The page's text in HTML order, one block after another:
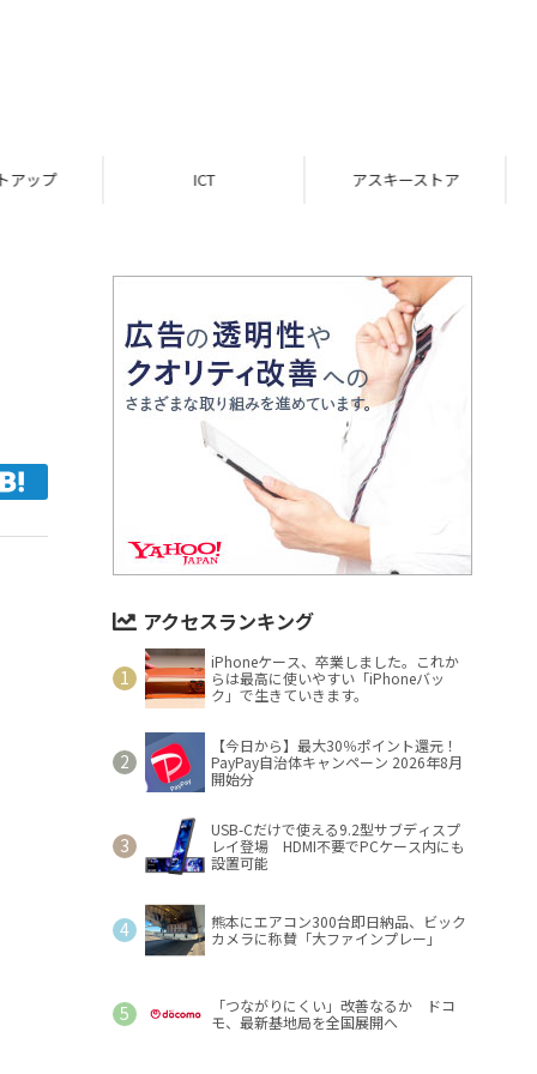
ICT アスキーストア インフォメーション
アクセスランキング
iPhoneケース、卒業しました。これか
らは最高に使いやすい「iPhoneバッ
ク」で生きていきます。
【今日から】最大30％ポイント還元！
PayPay自治体キャンペーン 2026年8月
開始分
USB-Cだけで使える9.2型サブディスプ
レイ登場 HDMI不要でPCケース内にも
設置可能
熊本にエアコン300台即日納品、ビック
カメラに称賛「大ファインプレー」
「つながりにくい」改善なるか ドコ
モ、最新基地局を全国展開へ